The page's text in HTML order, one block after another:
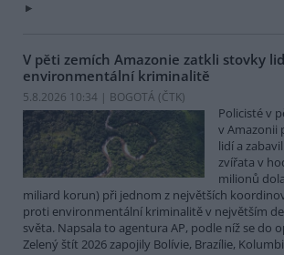
V pěti zemích Amazonie zatkli stovky
environmentální kriminalitě
5.8.2026 10:34 | BOGOTÁ (ČTK)
Policisté v
v Amazonii
lidí a
zvířata v
milionů
miliard korun) při jednom z největších
proti environmentální kriminalitě v největším
světa. Napsala to agentura AP, podle níž se do
Zelený štít 2026 zapojily Bolívie, Brazílie,